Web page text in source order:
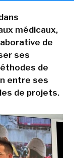
médicaux,
de
ses
de
entre ses
de projets.